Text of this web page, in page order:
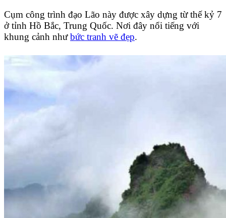
Cụm công trình đạo Lão này được xây dựng từ thế kỷ 7
ở tỉnh Hồ Bắc, Trung Quốc. Nơi đây nổi tiếng với
khung cảnh nhưbức tranh vẽ đẹp.